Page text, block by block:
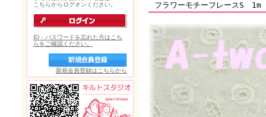
フラワーモチーフレースS 1m